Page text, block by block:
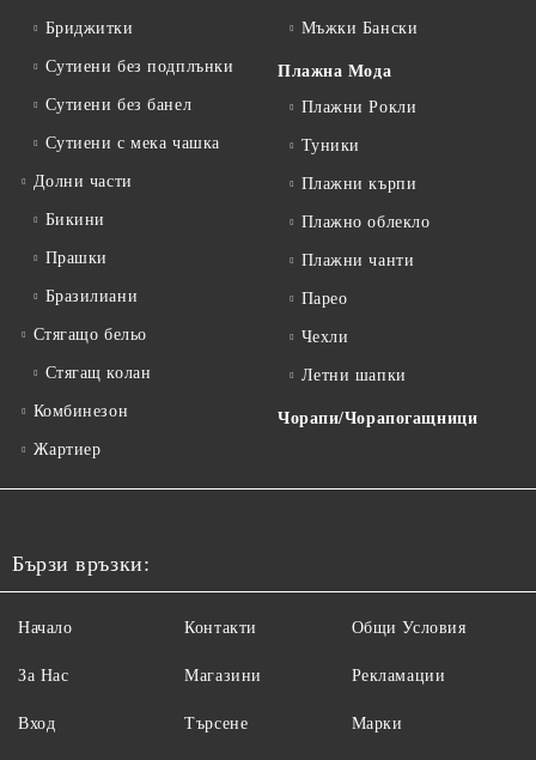
Бриджитки
Сутиени без подплънки
Сутиени без банел
Сутиени с мека чашка
Долни части
Бикини
Прашки
Бразилиани
Стягащо бельо
Стягащ колан
Комбинезон
Жартиер
Мъжки Бански
Плажна Мода
Плажни Рокли
Туники
Плажни кърпи
Плажно облекло
Плажни чанти
Парео
Чехли
Летни шапки
Чорапи/Чорапогащници
Бързи връзки:
Начало
За Нас
Вход
Контакти
Магазини
Търсене
Общи Условия
Рекламации
Марки